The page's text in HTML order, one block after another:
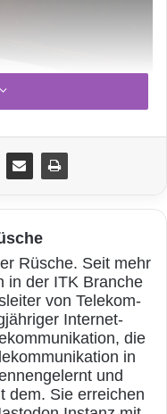
Rüsche. Seit mehr
in der ITK Branche
von Telekom-
Internet-
die
in
und
dem. Sie erreichen